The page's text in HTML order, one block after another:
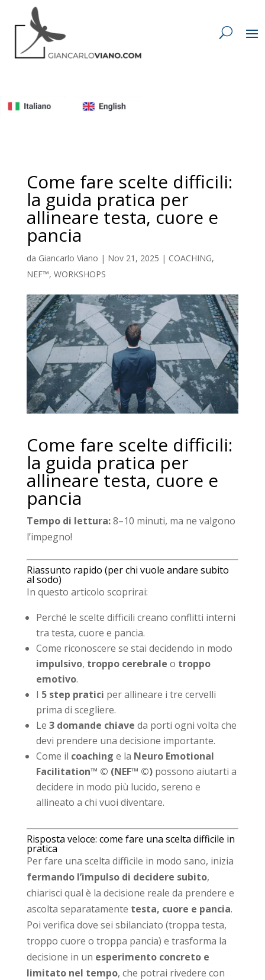
Come fare scelte difficili:
la guida pratica per
allineare testa, cuore e
pancia
da Giancarlo Viano | Nov 21, 2025 | COACHING,
NEF™, WORKSHOPS
Come fare scelte difficili:
la guida pratica per
allineare testa, cuore e
pancia
Tempo di lettura:8–10 minuti, ma ne valgono
l’impegno!
Riassunto rapido (per chi vuole andare subito
al sodo)
In questo articolo scoprirai:
Perché le scelte difficili creano conflitti interni
tra testa, cuore e pancia.
Come riconoscere se stai decidendo in modo
impulsivo, troppo cerebrale o troppo
emotivo.
I 5 step pratici per allineare i tre cervelli
prima di scegliere.
Le 3 domande chiave da porti ogni volta che
devi prendere una decisione importante.
Come il coaching e la Neuro Emotional
Facilitation™ © (NEF™ ©)possono aiutarti a
decidere in modo più lucido, sereno e
allineato a chi vuoi diventare.
Risposta veloce: come fare una scelta difficile in
pratica
Per fare una scelta difficile in modo sano, inizia
fermando l’impulso di decidere subito,
chiarisci qual è la decisione reale da prendere e
ascolta separatamente testa, cuore e pancia.
Poi verifica dove sei sbilanciato (troppa testa,
troppo cuore o troppa pancia) e trasforma la
decisione in un esperimento concreto e
limitato nel tempo, che potrai rivedere con